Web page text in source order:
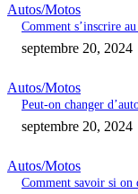
Autos/Motos
Comment s’inscrire
septembre 20, 2024
Autos/Motos
Peut-on changer
septembre 20, 2024
Autos/Motos
Comment savoir si on